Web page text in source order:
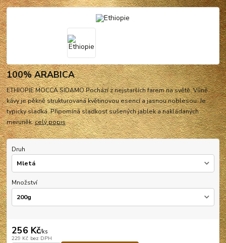
100% ARABICA
ETHIOPIE MOCCA SIDAMO Pochází z nejstarších farem na světě. Vůně
kávy je pěkně strukturovaná květinovou esencí a jasnou noblesou. Je
typicky sladká. Připomíná sladkost sušených jablek a nakládaných
meruněk.celý popis
Druh
Množství
256 Kč/ks
229 Kč bez DPH